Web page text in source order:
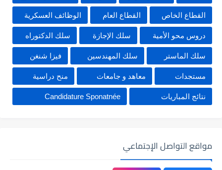
القطاع الخاص القطاع العام الوظائف العسكرية
دروس محو الأمية سلك الإجازة سلك الدكتوراه
سلك الماستر سلك المهندسين فيزا شنغن
مستجدات معاهد و جامعات منح دراسية
نتائج المباريات Candidature Sponatnée
مواقع التواصل الإجتماعي